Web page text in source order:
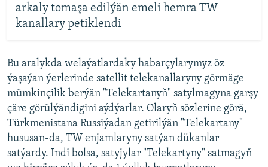
arkaly tomaşa edilýän emeli hemra TW
kanallary petiklendi
Bu aralykda welaýatlardaky habarçylarymyz öz
ýaşaýan ýerlerinde satellit telekanallaryny görmäge
mümkinçilik berýän "Telekartanyň" satylmagyna garşy
çäre görülýändigini aýdýarlar. Olaryň sözlerine görä,
Türkmenistana Russiýadan getirilýän "Telekartany"
hususan-da, TW enjamlaryny satýan dükanlar
satýardy. Indi bolsa, satyjylar "Telekartyny" satmagyň